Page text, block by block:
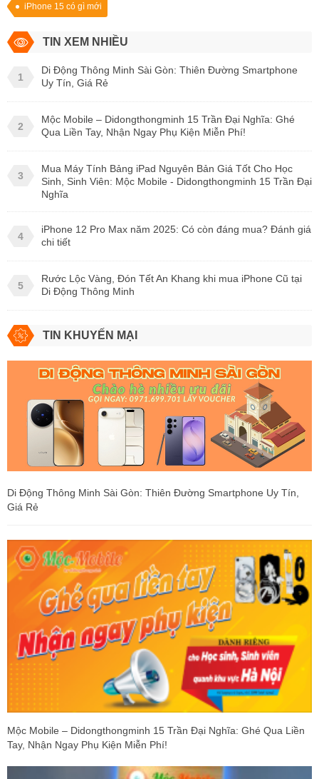
iPhone 15 có gì mới
TIN XEM NHIỀU
1
Di Động Thông Minh Sài Gòn: Thiên Đường Smartphone
Uy Tín, Giá Rẻ
2
Mộc Mobile – Didongthongminh 15 Trần Đại Nghĩa: Ghé
Qua Liền Tay, Nhận Ngay Phụ Kiện Miễn Phí!
3
Mua Máy Tính Bảng iPad Nguyên Bản Giá Tốt Cho Học
Sinh, Sinh Viên: Mộc Mobile - Didongthongminh 15 Trần Đại
Nghĩa
4
iPhone 12 Pro Max năm 2025: Có còn đáng mua? Đánh giá
chi tiết
5
Rước Lộc Vàng, Đón Tết An Khang khi mua iPhone Cũ tại
Di Động Thông Minh
TIN KHUYẾN MẠI
Di Động Thông Minh Sài Gòn: Thiên Đường Smartphone Uy Tín,
Giá Rẻ
Mộc Mobile – Didongthongminh 15 Trần Đại Nghĩa: Ghé Qua Liền
Tay, Nhận Ngay Phụ Kiện Miễn Phí!